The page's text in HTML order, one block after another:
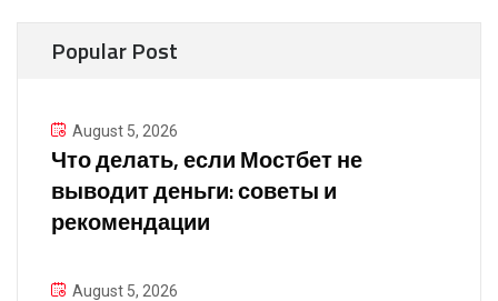
Popular Post
August 5, 2026
Что делать, если Мостбет не
выводит деньги: советы и
рекомендации
August 5, 2026